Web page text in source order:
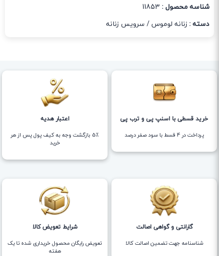
شناسه محصول : 11853
دسته :زنانه لوموس/ سرویس زنانه
خرید قسطی با اسنپ پی و ترب پی
پرداخت در 4 قسط با سود صفر درصد
اعتبار هدیه
5٪ بازگشت وجه به کیف پول پس از هر
خرید
گارانتی و گواهی اصالت
شناسنامه جهت تضمین اصالت کالا
شرایط تعویض کالا
تعویض رایگان محصول خریداری شده تا یک
هفته